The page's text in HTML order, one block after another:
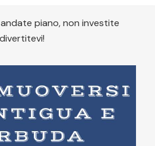
piano, non investite